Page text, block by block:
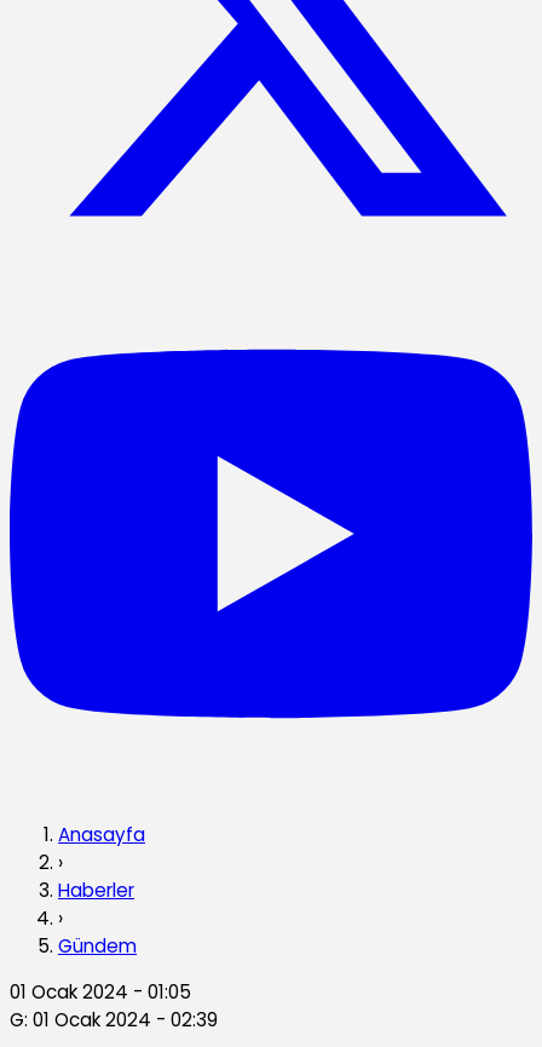
Anasayfa
›
Haberler
›
Gündem
01 Ocak 2024 - 01:05
G: 01 Ocak 2024 - 02:39